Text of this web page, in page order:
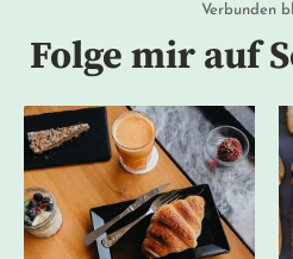
Verbunden
Folge mir auf